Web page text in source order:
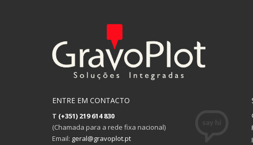
ENTRE EM CONTACTO
T (+351) 219 614 830
(Chamada para a rede fixa nacional)
Email: geral@gravoplot.pt